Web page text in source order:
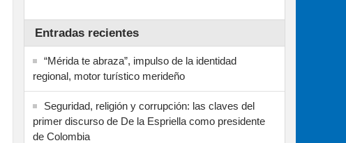
Entradas recientes
“Mérida te abraza”, impulso de la identidad
regional, motor turístico merideño
Seguridad, religión y corrupción: las claves del
primer discurso de De la Espriella como presidente
de Colombia